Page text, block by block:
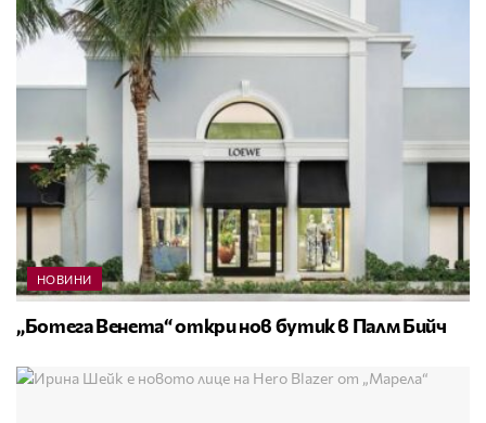
НОВИНИ
„Ботега Венета“ откри нов бутик в Палм Бийч